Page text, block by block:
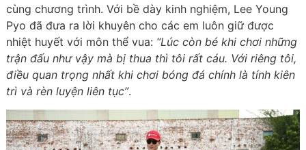
cùng chương trình. Với bề dày kinh nghiệm, Lee Young
Pyo đã đưa ra lời khuyên cho các em luôn giữ được
nhiệt huyết với môn thể vua: “Lúc còn bé khi chơi những
trận đấu như vậy mà bị thua thì tôi rất cáu. Với riêng tôi,
điều quan trọng nhất khi chơi bóng đá chính là tính kiên
trì và rèn luyện liên tục”.